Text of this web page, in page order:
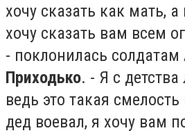
хочу сказать как мать, а
хочу сказать вам всем
- поклонилась солдатам
Приходько. - Я с
ведь это такая
дед воевал, я хочу вам